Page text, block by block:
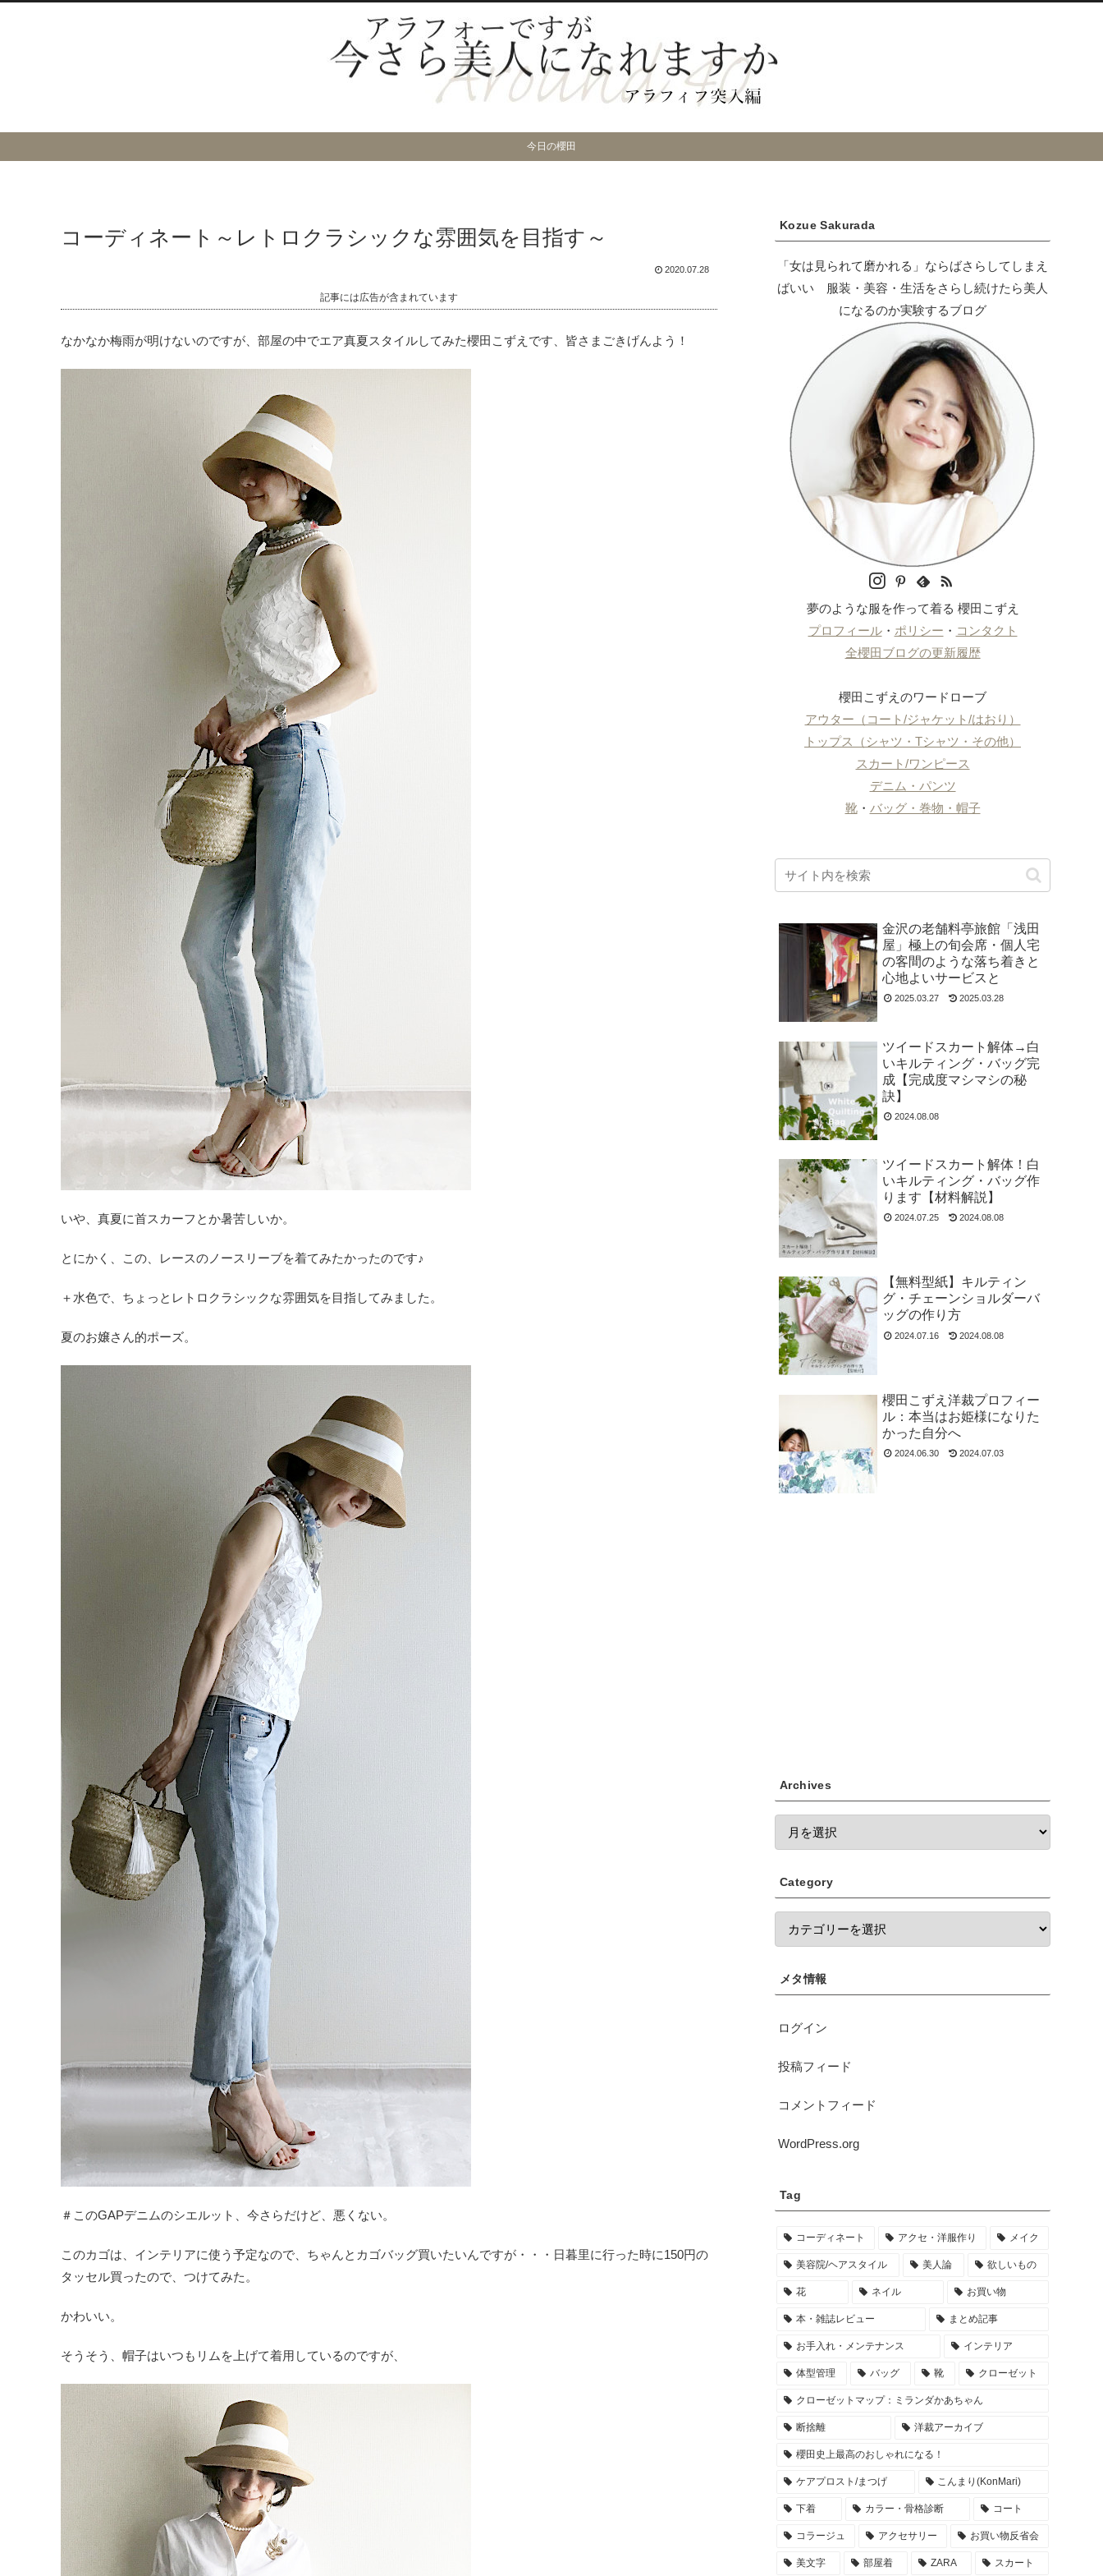
今日の櫻田
コーディネート～レトロクラシックな雰囲気を目指す～
2020.07.28
記事には広告が含まれています
なかなか梅雨が明けないのですが、部屋の中でエア真夏スタイルしてみた櫻田こずえです、皆さまごきげんよう！
いや、真夏に首スカーフとか暑苦しいか。
とにかく、この、レースのノースリーブを着てみたかったのです♪
＋水色で、ちょっとレトロクラシックな雰囲気を目指してみました。
夏のお嬢さん的ポーズ。
＃このGAPデニムのシエルット、今さらだけど、悪くない。
このカゴは、インテリアに使う予定なので、ちゃんとカゴバッグ買いたいんですが・・・日暮里に行った時に150円の
タッセル買ったので、つけてみた。
かわいい。
そうそう、帽子はいつもリムを上げて着用しているのですが、
Kozue Sakurada
「女は見られて磨かれる」ならばさらしてしまえ
ばいい 服装・美容・生活をさらし続けたら美人
になるのか実験するブログ
夢のような服を作って着る 櫻田こずえ
プロフィール・ ポリシー ・ コンタクト
全櫻田ブログの更新履歴
櫻田こずえのワードローブ
アウター（コート/ジャケット/はおり）
トップス（シャツ・Tシャツ・その他）
スカート/ワンピース
デニム・パンツ
靴・ バッグ・巻物・帽子
金沢の老舗料亭旅館「浅田
屋」極上の旬会席・個人宅
の客間のような落ち着きと
心地よいサービスと
2025.03.27 2025.03.28
ツイードスカート解体→白
いキルティング・バッグ完
成【完成度マシマシの秘
訣】
2024.08.08
ツイードスカート解体！白
いキルティング・バッグ作
ります【材料解説】
2024.07.25 2024.08.08
【無料型紙】キルティン
グ・チェーンショルダーバ
ッグの作り方
2024.07.16 2024.08.08
櫻田こずえ洋裁プロフィー
ル：本当はお姫様になりた
かった自分へ
2024.06.30 2024.07.03
Archives
Category
メタ情報
ログイン
投稿フィード
コメントフィード
WordPress.org
Tag
コーディネート アクセ・洋服作り メイク
美容院/ヘアスタイル 美人論 欲しいもの
花 ネイル お買い物
本・雑誌レビュー まとめ記事
お手入れ・メンテナンス インテリア
体型管理 バッグ 靴 クローゼット
クローゼットマップ：ミランダかあちゃん
断捨離 洋裁アーカイブ
櫻田史上最高のおしゃれになる！
ケアプロスト/まつげ こんまり(KonMari)
下着 カラー・骨格診断 コート
コラージュ アクセサリー お買い物反省会
美文字 部屋着 ZARA スカート